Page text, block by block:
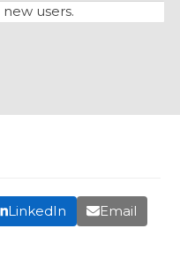
users.
LinkedIn Email